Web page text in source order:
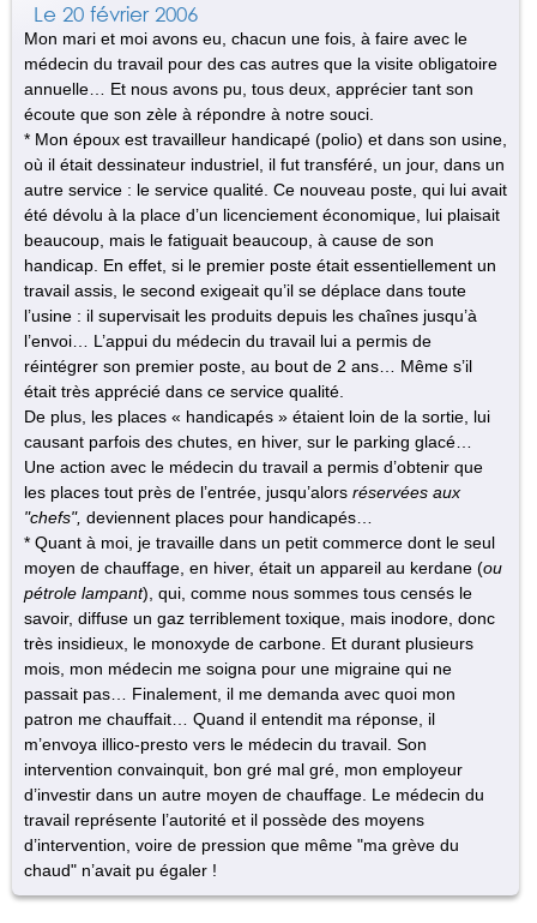
Le 20 février 2006
Mon mari et moi avons eu, chacun une fois, à faire avec le
médecin du travail pour des cas autres que la visite obligatoire
annuelle… Et nous avons pu, tous deux, apprécier tant son
écoute que son zèle à répondre à notre souci.
* Mon époux est travailleur handicapé (polio) et dans son usine,
où il était dessinateur industriel, il fut transféré, un jour, dans un
autre service : le service qualité. Ce nouveau poste, qui lui avait
été dévolu à la place d’un licenciement économique, lui plaisait
beaucoup, mais le fatiguait beaucoup, à cause de son
handicap. En effet, si le premier poste était essentiellement un
travail assis, le second exigeait qu’il se déplace dans toute
l’usine : il supervisait les produits depuis les chaînes jusqu’à
l’envoi… L’appui du médecin du travail lui a permis de
réintégrer son premier poste, au bout de 2 ans… Même s’il
était très apprécié dans ce service qualité.
De plus, les places « handicapés » étaient loin de la sortie, lui
causant parfois des chutes, en hiver, sur le parking glacé…
Une action avec le médecin du travail a permis d’obtenir que
les places tout près de l’entrée, jusqu’alors réservées aux
"chefs", deviennent places pour handicapés…
* Quant à moi, je travaille dans un petit commerce dont le seul
moyen de chauffage, en hiver, était un appareil au kerdane (ou
pétrole lampant), qui, comme nous sommes tous censés le
savoir, diffuse un gaz terriblement toxique, mais inodore, donc
très insidieux, le monoxyde de carbone. Et durant plusieurs
mois, mon médecin me soigna pour une migraine qui ne
passait pas… Finalement, il me demanda avec quoi mon
patron me chauffait… Quand il entendit ma réponse, il
m’envoya illico-presto vers le médecin du travail. Son
intervention convainquit, bon gré mal gré, mon employeur
d’investir dans un autre moyen de chauffage. Le médecin du
travail représente l’autorité et il possède des moyens
d’intervention, voire de pression que même "ma grève du
chaud" n’avait pu égaler !